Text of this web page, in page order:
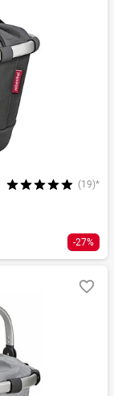
(19)*
-27%